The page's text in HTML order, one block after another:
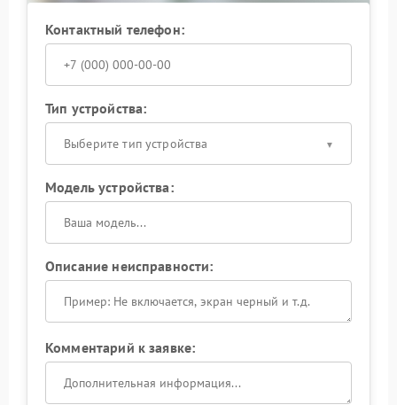
Контактный телефон:
Тип устройства:
Выберите тип устройства
Модель устройства:
Описание неисправности:
Комментарий к заявке: